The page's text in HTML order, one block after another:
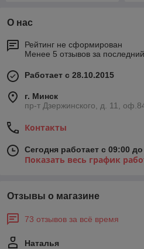
О нас
Рейтинг не сформирован
Менее 5 отзывов за
Работает с 28.10.2015
г. Минск
пр-т Дзержинского, д. 11,
Контакты
Сегодня работает с 09:00
Показать весь график
Отзывы о магазине
73 отзывов за всё время
Наталья